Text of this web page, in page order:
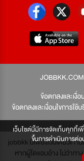
เว็บไซต์นี้มีการจัดเก็บคุกกี้เ
ขึ้นการดำเนินการต่
ข้อตกลงและเงื่
ข้อตกลงและเงื่อนไขการใ
jobbkk มีเพียงเว็บเดียวเท่า
หากผู้ใดแอบอ้าง ไม่ว่าท